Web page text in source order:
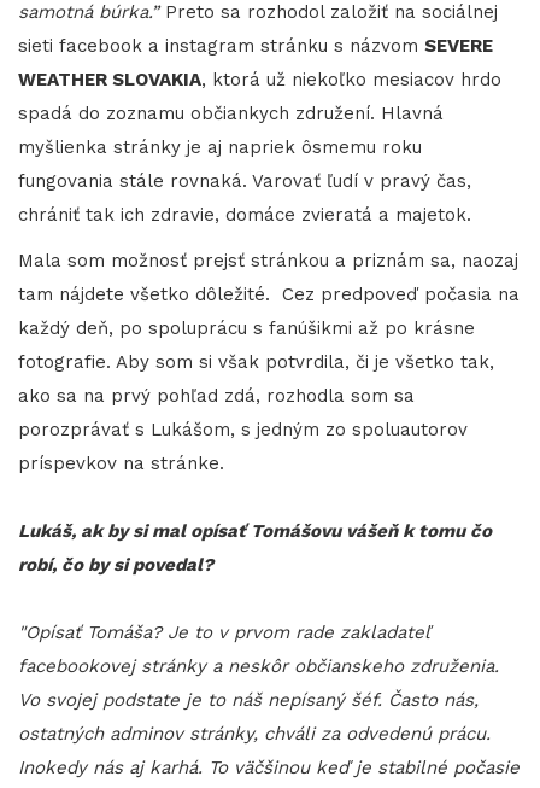
samotná búrka.”Preto sa rozhodol založiť na sociálnej
sieti facebook a instagram stránku s názvom SEVERE
WEATHER SLOVAKIA, ktorá už niekoľko mesiacov hrdo
spadá do zoznamu občiankych združení. Hlavná
myšlienka stránky je aj napriek ôsmemu roku
fungovania stále rovnaká. Varovať ľudí v pravý čas,
chrániť tak ich zdravie, domáce zvieratá a majetok.
Mala som možnosť prejsť stránkou a priznám sa, naozaj
tam nájdete všetko dôležité. Cez predpoveď počasia na
každý deň, po spoluprácu s fanúšikmi až po krásne
fotografie. Aby som si však potvrdila, či je všetko tak,
ako sa na prvý pohľad zdá, rozhodla som sa
porozprávať s Lukášom, s jedným zo spoluautorov
príspevkov na stránke.
Lukáš, ak by si mal opísať Tomášovu vášeň k tomu čo
robí, čo by si povedal?
"Opísať Tomáša? Je to v prvom rade zakladateľ
facebookovej stránky a neskôr občianskeho združenia.
Vo svojej podstate je to náš nepísaný šéf. Často nás,
ostatných adminov stránky, chváli za odvedenú prácu.
Inokedy nás aj karhá. To väčšinou keď je stabilné počasie